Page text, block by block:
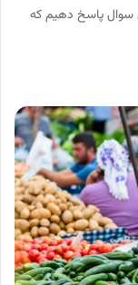
سوال پاسخ دهیم که